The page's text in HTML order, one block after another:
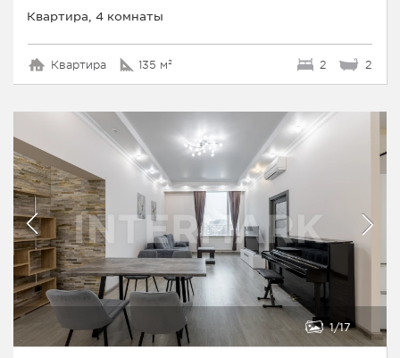
Квартира, 4 комнаты
Квартира 135 м² 2 2
1 17